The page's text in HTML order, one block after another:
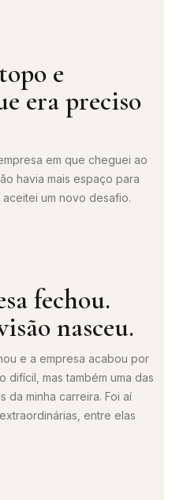
e
era preciso
em que cheguei ao
havia mais espaço para
um novo desafio.
fechou.
nasceu.
e a empresa acabou por
difícil, mas também uma das
da minha carreira. Foi aí
entre elas